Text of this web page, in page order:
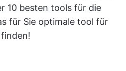
10 besten tools für die
für Sie optimale tool für